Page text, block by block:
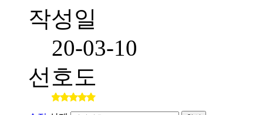
작성일
20-03-10
선호도